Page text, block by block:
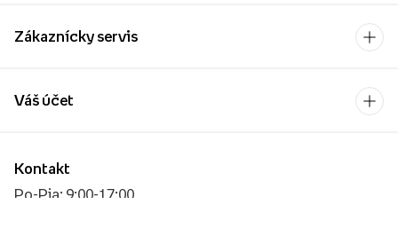
Zákaznícky servis
Kontakt
Po-Pia: 9:00-17:00
Váš účet